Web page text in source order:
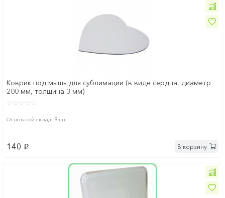
Коврик под мышь для сублимации (в виде сердца, диаметр
200 мм, толщина 3 мм)
Основной склад: 9 шт
140 p В корзину